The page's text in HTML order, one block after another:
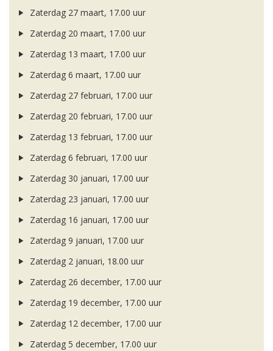
Zaterdag 27 maart, 17.00 uur
Zaterdag 20 maart, 17.00 uur
Zaterdag 13 maart, 17.00 uur
Zaterdag 6 maart, 17.00 uur
Zaterdag 27 februari, 17.00 uur
Zaterdag 20 februari, 17.00 uur
Zaterdag 13 februari, 17.00 uur
Zaterdag 6 februari, 17.00 uur
Zaterdag 30 januari, 17.00 uur
Zaterdag 23 januari, 17.00 uur
Zaterdag 16 januari, 17.00 uur
Zaterdag 9 januari, 17.00 uur
Zaterdag 2 januari, 18.00 uur
Zaterdag 26 december, 17.00 uur
Zaterdag 19 december, 17.00 uur
Zaterdag 12 december, 17.00 uur
Zaterdag 5 december, 17.00 uur